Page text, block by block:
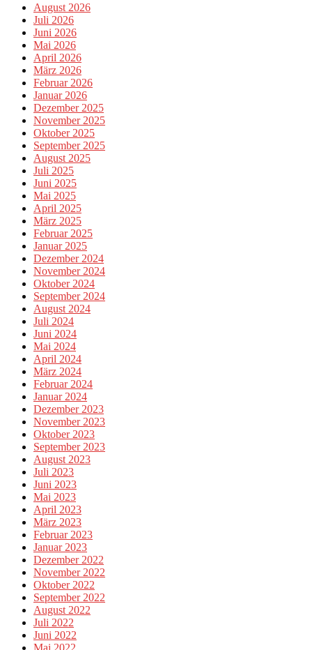
August 2026
Juli 2026
Juni 2026
Mai 2026
April 2026
März 2026
Februar 2026
Januar 2026
Dezember 2025
November 2025
Oktober 2025
September 2025
August 2025
Juli 2025
Juni 2025
Mai 2025
April 2025
März 2025
Februar 2025
Januar 2025
Dezember 2024
November 2024
Oktober 2024
September 2024
August 2024
Juli 2024
Juni 2024
Mai 2024
April 2024
März 2024
Februar 2024
Januar 2024
Dezember 2023
November 2023
Oktober 2023
September 2023
August 2023
Juli 2023
Juni 2023
Mai 2023
April 2023
März 2023
Februar 2023
Januar 2023
Dezember 2022
November 2022
Oktober 2022
September 2022
August 2022
Juli 2022
Juni 2022
Mai 2022